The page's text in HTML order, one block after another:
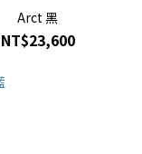
Arct 黑
NT$23,600